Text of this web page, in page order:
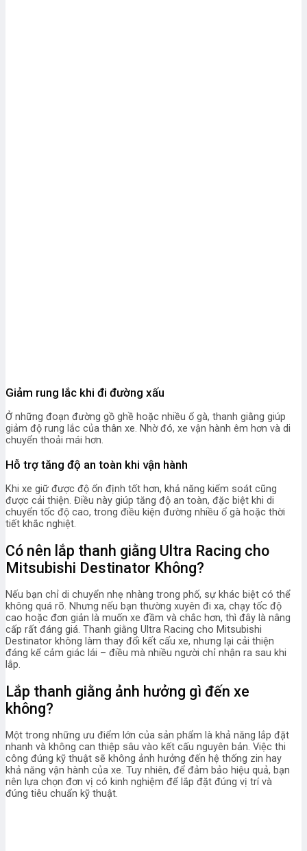
Giảm rung lắc khi đi đường xấu
Ở những đoạn đường gồ ghề hoặc nhiều ổ gà, thanh giằng giúp
giảm độ rung lắc của thân xe. Nhờ đó, xe vận hành êm hơn và di
chuyển thoải mái hơn.
Hỗ trợ tăng độ an toàn khi vận hành
Khi xe giữ được độ ổn định tốt hơn, khả năng kiểm soát cũng
được cải thiện. Điều này giúp tăng độ an toàn, đặc biệt khi di
chuyển tốc độ cao, trong điều kiện đường nhiều ổ gà hoặc thời
tiết khắc nghiệt.
Có nên lắp thanh giằng Ultra Racing cho
Mitsubishi Destinator Không?
Nếu bạn chỉ di chuyển nhẹ nhàng trong phố, sự khác biệt có thể
không quá rõ. Nhưng nếu bạn thường xuyên đi xa, chạy tốc độ
cao hoặc đơn giản là muốn xe đầm và chắc hơn, thì đây là nâng
cấp rất đáng giá. Thanh giằng Ultra Racing cho Mitsubishi
Destinator không làm thay đổi kết cấu xe, nhưng lại cải thiện
đáng kể cảm giác lái – điều mà nhiều người chỉ nhận ra sau khi
lắp.
Lắp thanh giằng ảnh hưởng gì đến xe
không?
Một trong những ưu điểm lớn của sản phẩm là khả năng lắp đặt
nhanh và không can thiệp sâu vào kết cấu nguyên bản. Việc thi
công đúng kỹ thuật sẽ không ảnh hưởng đến hệ thống zin hay
khả năng vận hành của xe. Tuy nhiên, để đảm bảo hiệu quả, bạn
nên lựa chọn đơn vị có kinh nghiệm để lắp đặt đúng vị trí và
đúng tiêu chuẩn kỹ thuật.